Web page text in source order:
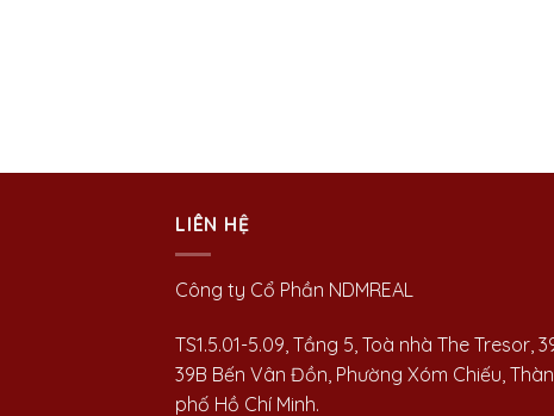
LIÊN HỆ
Công ty Cổ Phần NDMREAL
TS1.5.01-5.09, Tầng 5, Toà nhà The Tresor,
39B Bến Vân Đồn, Phường Xóm Chiếu,
phố Hồ Chí Minh.